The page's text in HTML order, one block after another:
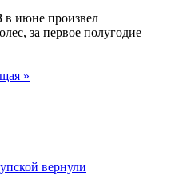
июне произвел
за первое полугодие —
»